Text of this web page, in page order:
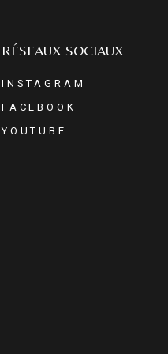
RÉSEAUX SOCIAUX
INSTAGRAM
FACEBOOK
YOUTUBE